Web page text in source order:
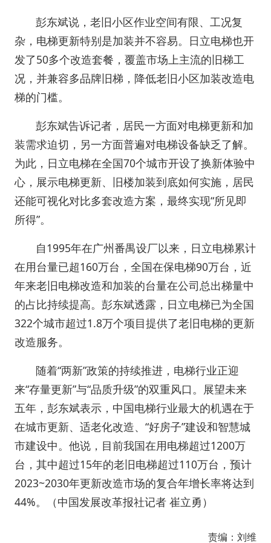
彭东斌说，老旧小区作业空间有限、工况复
杂，电梯更新特别是加装并不容易。日立电梯也开
发了50多个改造套餐，覆盖市场上主流的旧梯工
况，并兼容多品牌旧梯，降低老旧小区加装改造电
梯的门槛。
彭东斌告诉记者，居民一方面对电梯更新和加
装需求迫切，另一方面普遍对电梯设备缺乏了解。
为此，日立电梯在全国70个城市开设了换新体验中
心，展示电梯更新、旧楼加装到底如何实施，居民
还能可视化对比多套改造方案，最终实现“所见即
所得”。
自1995年在广州番禺设厂以来，日立电梯累计
在用台量已超160万台，全国在保电梯90万台，近
年来老旧电梯改造和加装的台量在公司总出梯量中
的占比持续提高。彭东斌透露，日立电梯已为全国
322个城市超过1.8万个项目提供了老旧电梯的更新
改造服务。
随着“两新”政策的持续推进，电梯行业正迎
来“存量更新”与“品质升级”的双重风口。展望未来
五年，彭东斌表示，中国电梯行业最大的机遇在于
在城市更新、适老化改造、“好房子”建设和智慧城
市建设中。他说，目前我国在用电梯超过1200万
台，其中超过15年的老旧电梯超过110万台，预计
2023~2030年更新改造市场的复合年增长率将达到
44%。（中国发展改革报社记者 崔立勇 ）
责编：刘维